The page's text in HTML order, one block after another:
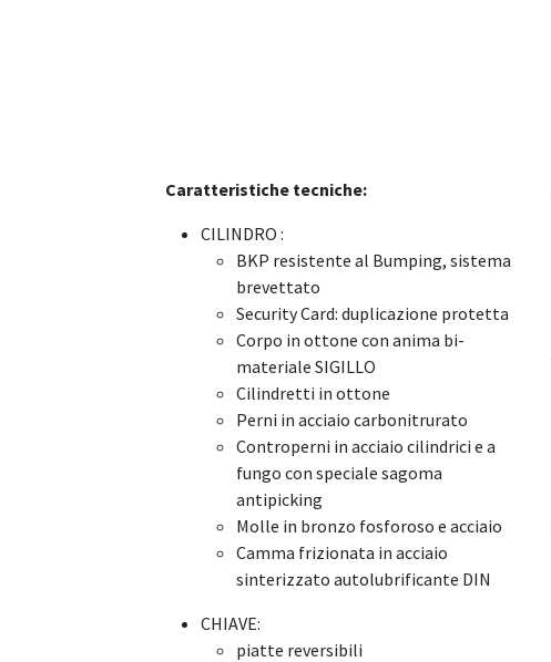
Caratteristiche tecniche:
CILINDRO :
BKP resistente al Bumping, sistema
brevettato
Security Card: duplicazione protetta
Corpo in ottone con anima bi-
materiale SIGILLO
Cilindretti in ottone
Perni in acciaio carbonitrurato
Controperni in acciaio cilindrici e a
fungo con speciale sagoma
antipicking
Molle in bronzo fosforoso e acciaio
Camma frizionata in acciaio
sinterizzato autolubrificante DIN
CHIAVE:
piatte reversibili